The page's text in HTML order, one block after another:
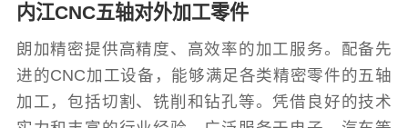
内江CNC五轴对外加工零件
朗加精密提供高精度、高效率的加工服务。配备先
进的CNC加工设备，能够满足各类精密零件的五轴
加工，包括切割、铣削和钻孔等。凭借良好的技术